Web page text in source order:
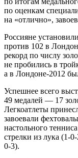
по оценкам
на «отлично»,
Россияне
против 102 в
рекорд по числу
не пробились в
а в Лондоне-2012
Успешнее всего
49 медалей — 17
Легкоатлеты
завоевали
настольного
стрелки из лука (1-
0-3).